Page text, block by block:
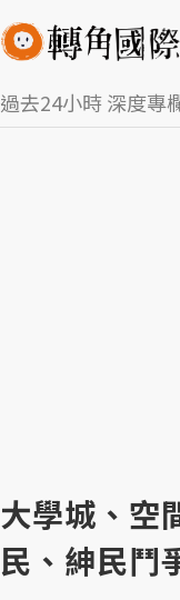
過去24小時深度專
大學城、空
民、紳民鬥